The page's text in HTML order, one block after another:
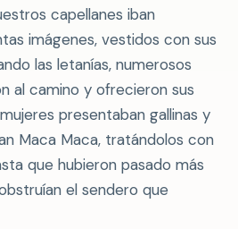
capellanes iban
imágenes, vestidos con sus
las letanías, numerosos
al camino y ofrecieron sus
presentaban gallinas y
Maca Maca, tratándolos con
que hubieron pasado más
el sendero que